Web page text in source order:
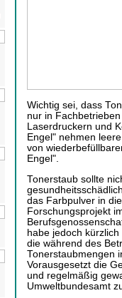
Wichtig sei, dass
nur in
Laserdruckern und
Engel" nehmen
von
Engel".
Tonerstaub sollte
das Farbpulver in
Forschungsprojekt
habe jedoch
die während des
Tonerstaubmengen
Vorausgesetzt die
und regelmäßig
Umweltbundesamt